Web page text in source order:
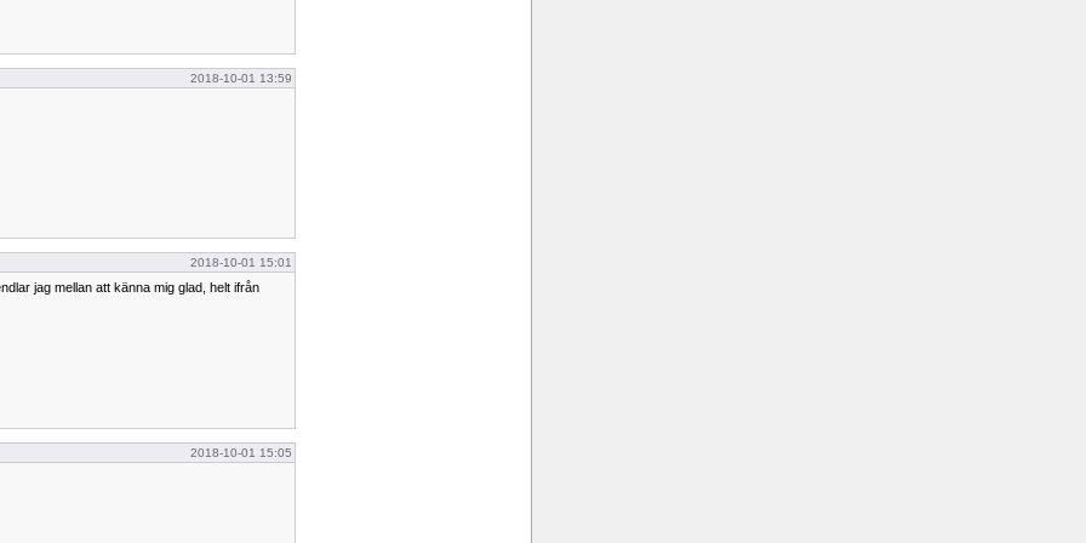
2018-10-01 13:59
2018-10-01 15:01
jag mellan att känna mig glad, helt ifrån
2018-10-01 15:05